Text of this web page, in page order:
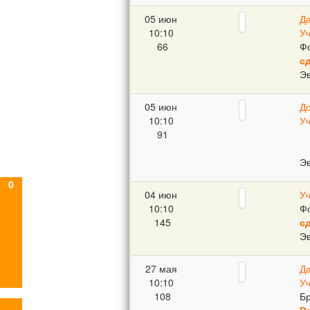
0
05 июн
10:10
66
05 июн
10:10
91
04 июн
10:10
145
27 мая
10:10
108